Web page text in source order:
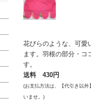
花びらのような、可愛
ます。羽根の部分・コ
す。
送料 430円
(お支払方法は、【代引き以
いませ。)